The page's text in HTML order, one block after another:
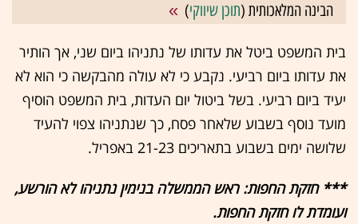
הבינה המלאכותית (תוכן שיווקי)
בית המשפט ביטל את עדותו של נתניהו ביום שני, אך הותיר
את עדותו ביום רביעי. נקבע כי לא עולה מהבקשה כי הוא לא
יעיד ביום רביעי. בשל ביטול יום העדות, בית המשפט הוסיף
מועד נוסף בשבוע שלאחר פסח, כך שנתניהו צפוי להעיד
שלושה ימים בשבוע בתאריכים 21-23 באפריל.
*** חזקת החפות: ראש הממשלה בנימין נתניהו לא הורשע,
ועומדת לו חזקת החפות.